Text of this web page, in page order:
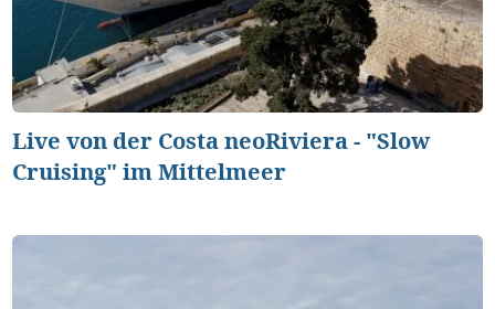
Live von der Costa neoRiviera - "Slow
Cruising" im Mittelmeer